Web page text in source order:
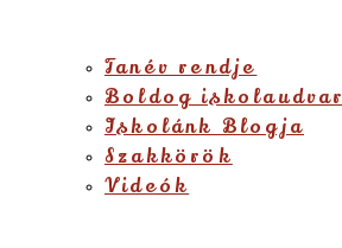
Tanév rendje
Boldog iskolaudvar
Iskolánk Blogja
Szakkörök
Videók